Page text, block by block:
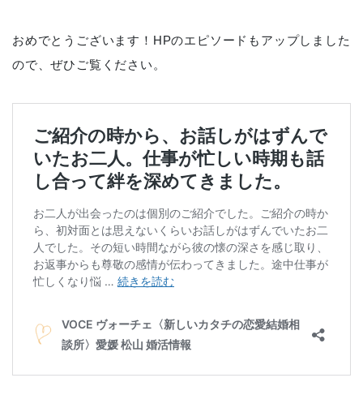
おめでとうございます！HPのエピソードもアップしました
ので、ぜひご覧ください。